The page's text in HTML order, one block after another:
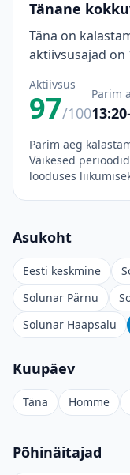
Tänane
Täna on
aktiivsusajad on
Aktiivsus
97/100
Parim
Parim aeg
Väikesed
looduses
Asukoht
Eesti keskmine
Solunar Pärnu
Solunar Haapsalu
Kuupäev
Täna Homme
Põhinäitajad